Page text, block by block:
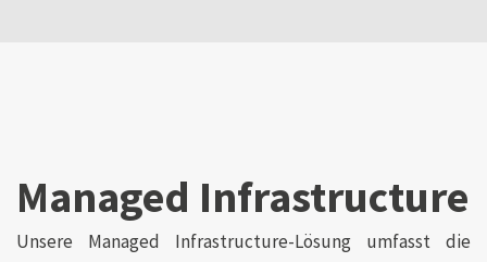
Managed Infrastructure
Unsere Managed Infrastructure-Lösung umfasst die